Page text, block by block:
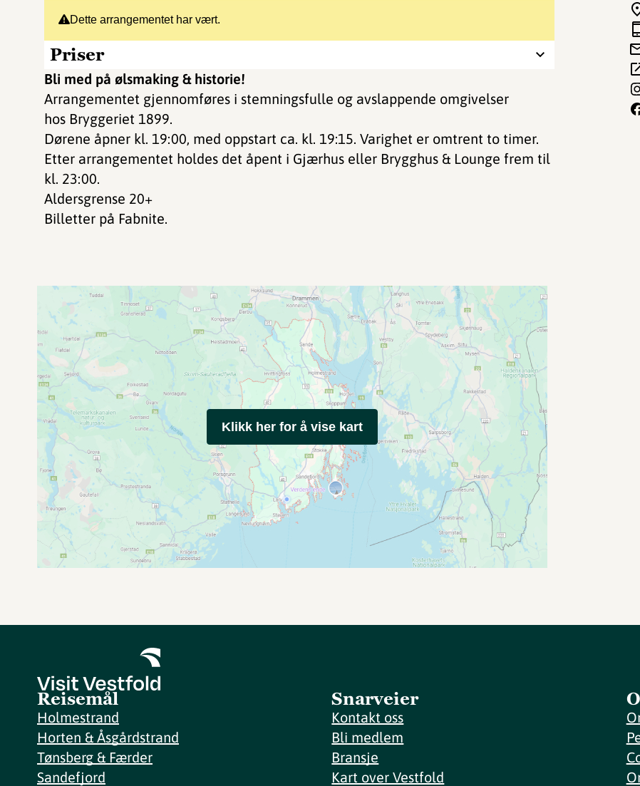
Dette arrangementet har vært.
Priser
Bli med på ølsmaking & historie!
Arrangementet gjennomføres i stemningsfulle og avslappende omgivelser
hos Bryggeriet 1899.
Dørene åpner kl. 19:00, med oppstart ca. kl. 19:15. Varighet er omtrent to timer.
Etter arrangementet holdes det åpent i Gjærhus eller Brygghus & Lounge frem til
kl. 23:00.
Aldersgrense 20+
Billetter på Fabnite.
Klikk her for å vise kart
Reisemål
Holmestrand
Horten & Åsgårdstrand
Tønsberg & Færder
Sandefjord
Snarveier
Kontakt oss
Bli medlem
Bransje
Kart over Vestfold